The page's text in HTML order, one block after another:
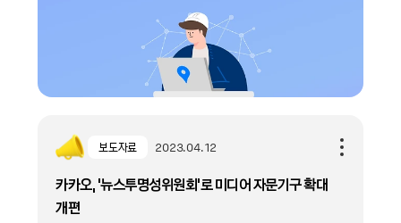
보도자료 2023.04.12
카카오, ‘뉴스투명성위원회’로 미디어 자문기구 확대
개편